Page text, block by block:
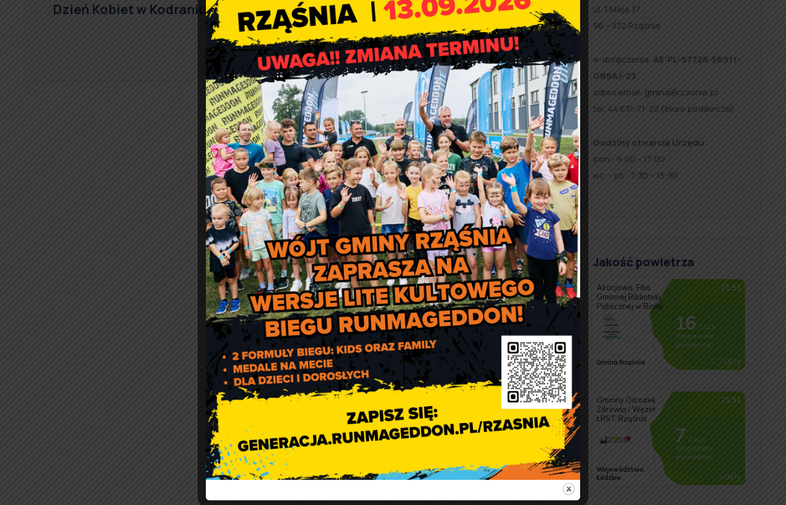
Dzień Kobiet w Kodraniu
SIDOMIS Sp. z o. o. – nabór
pracowników – spotkanie – 23
marzec
ul. 1 Maja 37
98 – 332 Rząśnia
e-doręczenia: AE:PL-57726-56911-
GBSAJ-23
adres email: gmina@rzasnia.pl
tel. 44 631-71-22 (biuro podawcze)
Godziny otwarcia Urzędu:
pon.: 9:00 – 17:00
wt. – pt.: 7:30 – 15:30
Jakość powietrza